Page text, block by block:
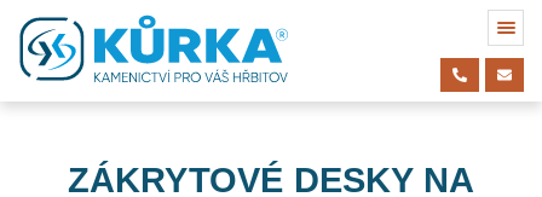
ZÁKRYTOVÉ DESKY NA